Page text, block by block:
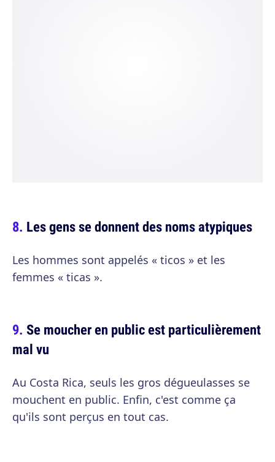
Les gens se donnent des noms atypiques
Les hommes sont appelés « ticos » et les
femmes « ticas ».
Se moucher en public est particulièrement
mal vu
Au Costa Rica, seuls les gros dégueulasses se
mouchent en public. Enfin, c'est comme ça
qu'ils sont perçus en tout cas.